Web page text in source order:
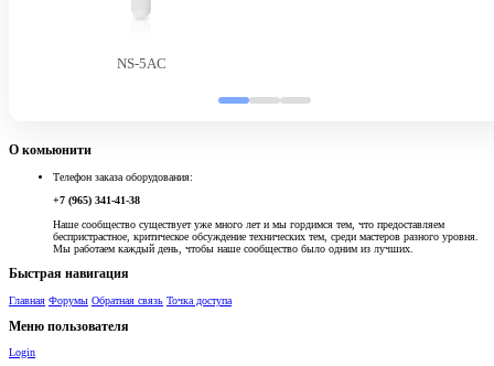
NS-5AC
О комьюнити
Телефон заказа оборудования:
+7 (965) 341-41-38
Наше сообщество существует уже много лет и мы гордимся тем, что предоставляем
беспристрастное, критическое обсуждение технических тем, среди мастеров разного уровня.
Мы работаем каждый день, чтобы наше сообщество было одним из лучших.
Быстрая навигация
Главная Форумы Обратная связь Точка доступа
Меню пользователя
Login